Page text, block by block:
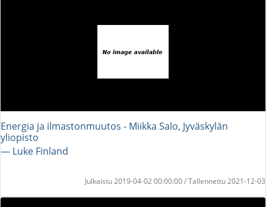
Energia ja ilmastonmuutos - Miikka Salo, Jyväskylän
yliopisto
― Luke Finland
Julkaistu 2019-04-02 00:00:00 / Tallennettu 2021-12-03